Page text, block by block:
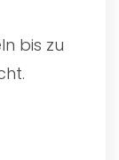
bis zu